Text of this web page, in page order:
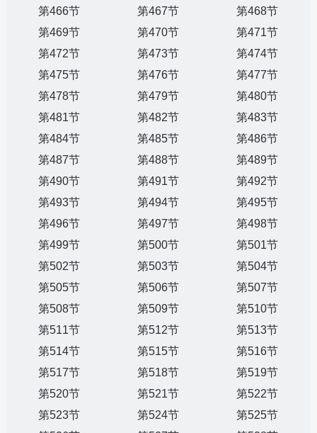
第466节 第467节
第468节
第469节
第470节
第471节
第472节
第473节
第474节
第475节
第476节
第477节
第478节
第479节
第480节
第481节
第482节
第483节
第484节
第485节
第486节
第487节
第488节
第489节
第490节
第491节
第492节
第493节
第494节
第495节
第496节
第497节
第498节
第499节
第500节
第501节
第502节
第503节
第504节
第505节
第506节
第507节
第508节
第509节
第510节
第511节
第512节
第513节
第514节
第515节
第516节
第517节
第518节
第519节
第520节
第521节
第522节
第523节
第524节
第525节